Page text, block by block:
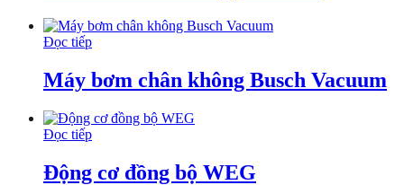
Đọc tiếp
Máy bơm chân không Busch Vacuum
Đọc tiếp
Động cơ đồng bộ WEG